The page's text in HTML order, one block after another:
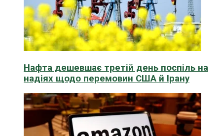
Нафта дешевшає третій день поспіль на
надіях щодо перемовин США й Ірану